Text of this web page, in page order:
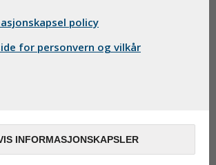
sol i sommer er dine vitamin D lagre
fortsatt fylt opp akkurat nå. Men om
veien for vitaminet som bidrar til å
policy
for personvern og vilkår
INFORMASJONSKAPSLER